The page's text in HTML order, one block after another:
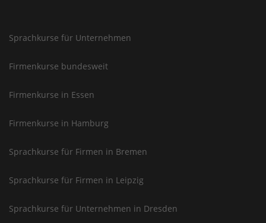
Sprachkurse für Unternehmen
Firmenkurse bundesweit
Firmenkurse in Essen
Firmenkurse in Hamburg
Sprachkurse für Firmen in Bremen
Sprachkurse für Firmen in Leipzig
Sprachkurse für Unternehmen in Dresden